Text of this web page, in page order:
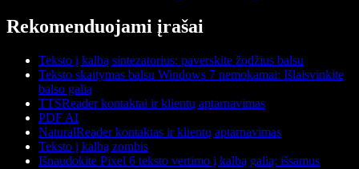
Rekomenduojami įrašai
Teksto į kalbą sintezatorius: paverskite žodžius balsu
Teksto skaitymas balsu Windows 7 nemokamai: Išlaisvinkite
balso galią
TTSReader kontaktai ir klientų aptarnavimas
PDF AI
NaturalReader kontaktas ir klientų aptarnavimas
Teksto į kalbą zombis
Išnaudokite Pixel 6 teksto vertimo į kalbą galią: išsamus